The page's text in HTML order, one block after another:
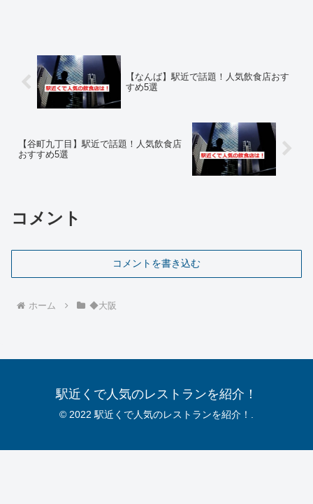
【なんば】駅近で話題！人気飲食店おす
すめ5選
【谷町九丁目】駅近で話題！人気飲食店
おすすめ5選
コメント
コメントを書き込む
ホーム ◆大阪
駅近くで人気のレストランを紹介！
© 2022 駅近くで人気のレストランを紹介！.